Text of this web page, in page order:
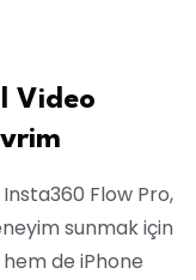
Video
Flow Pro,
sunmak için
de iPhone